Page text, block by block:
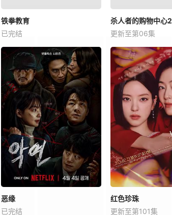
铁拳教育
已完结
杀人者的购物中心2
更新至第06集
恶缘
已完结
红色珍珠
更新至第101集